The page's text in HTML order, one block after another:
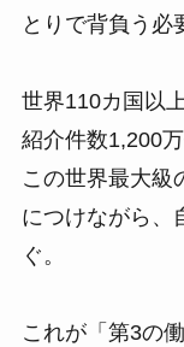
とりで背負う必
世界110カ国以
紹介件数1,200
この世界最大級
につけながら、
ぐ。
これが「第3の